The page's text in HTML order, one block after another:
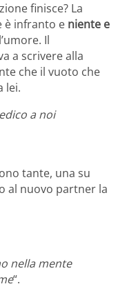
finisce? La
è infranto e niente e
Il
a scrivere alla
che il vuoto che
lei.
a noi
tante, una su
al nuovo partner la
nella mente
“.